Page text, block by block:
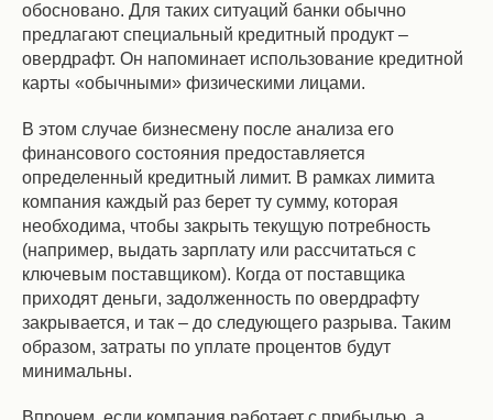
обосновано. Для таких ситуаций банки обычно
предлагают специальный кредитный продукт –
овердрафт. Он напоминает использование кредитной
карты «обычными» физическими лицами.
В этом случае бизнесмену после анализа его
финансового состояния предоставляется
определенный кредитный лимит. В рамках лимита
компания каждый раз берет ту сумму, которая
необходима, чтобы закрыть текущую потребность
(например, выдать зарплату или рассчитаться с
ключевым поставщиком). Когда от поставщика
приходят деньги, задолженность по овердрафту
закрывается, и так – до следующего разрыва. Таким
образом, затраты по уплате процентов будут
минимальны.